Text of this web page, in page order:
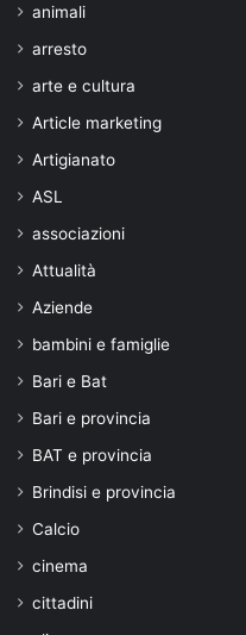
animali
arresto
arte e cultura
Article marketing
Artigianato
ASL
associazioni
Attualità
Aziende
bambini e famiglie
Bari e Bat
Bari e provincia
BAT e provincia
Brindisi e provincia
Calcio
cinema
cittadini